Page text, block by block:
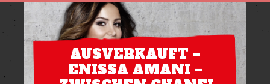
AUSVERKAUFT –
ENISSA AMANI –